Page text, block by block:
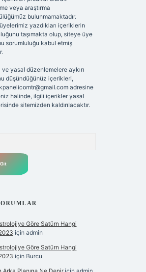
veya araştırma
bulunmamaktadır.
yazdıkları içeriklerin
taşımakta olup, siteye üye
sorumluluğu kabul etmiş
yasal düzenlemelere aykırı
düşündüğünüz içerikleri,
adresine
halinde, ilgili içerikler yasal
sitemizden kaldırılacaktır.
Göre Satürn Hangi
için admin
Göre Satürn Hangi
için Burcu